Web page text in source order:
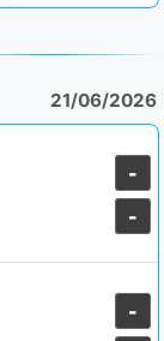
21/06/2026
-
-
-